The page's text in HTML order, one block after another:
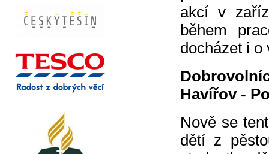
akcí v
během
docházet i o
Havířov -
Nově se
dětí z